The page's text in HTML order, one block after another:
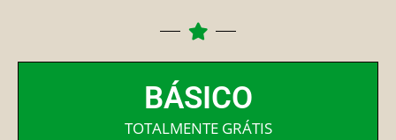
BÁSICO
TOTALMENTE GRÁTIS